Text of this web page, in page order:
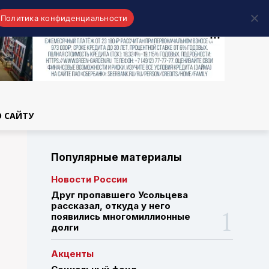
САЙТУ
Популярные материалы
Новости России
Друг пропавшего Усольцева
рассказал, откуда у него
появились многомиллионные
долги
Акценты
Политика конфиденциальности